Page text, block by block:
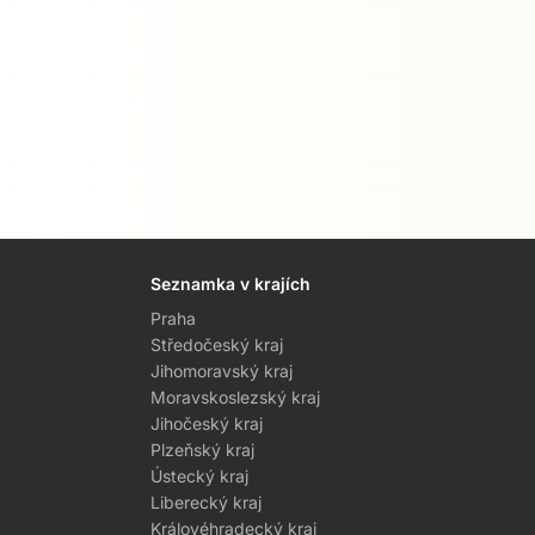
Seznamka v krajích
Praha
Středočeský kraj
Jihomoravský kraj
Moravskoslezský kraj
Jihočeský kraj
Plzeňský kraj
Ústecký kraj
Liberecký kraj
Královéhradecký kraj